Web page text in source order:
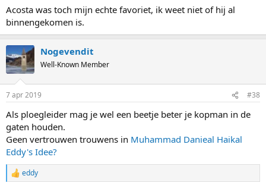
Acosta was toch mijn echte favoriet, ik weet niet of hij al
binnengekomen is.
Nogevendit
Well-Known Member
7 apr 2019 #38
Als ploegleider mag je wel een beetje beter je kopman in de
gaten houden.
Geen vertrouwen trouwens in Muhammad Danieal Haikal
Eddy's Idee?
R
eddy